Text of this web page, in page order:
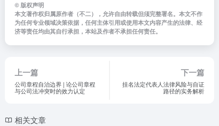
©版权声明
本文著作权归属原作者（不二），允许自由转载但须完整署名。本文不作
为任何专业领域决策依据，任何主体引用或使用本文内容产生的法律、经
济等责任均由其自行承担，本站及作者不承担任何责任。
上一篇
公司章程自治边界 | 论公司章程
与公司法冲突时的效力认定
下一篇
挂名法定代表人法律风险与自证
路径的实务解析
相关文章